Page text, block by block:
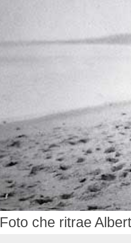
Foto che ritrae